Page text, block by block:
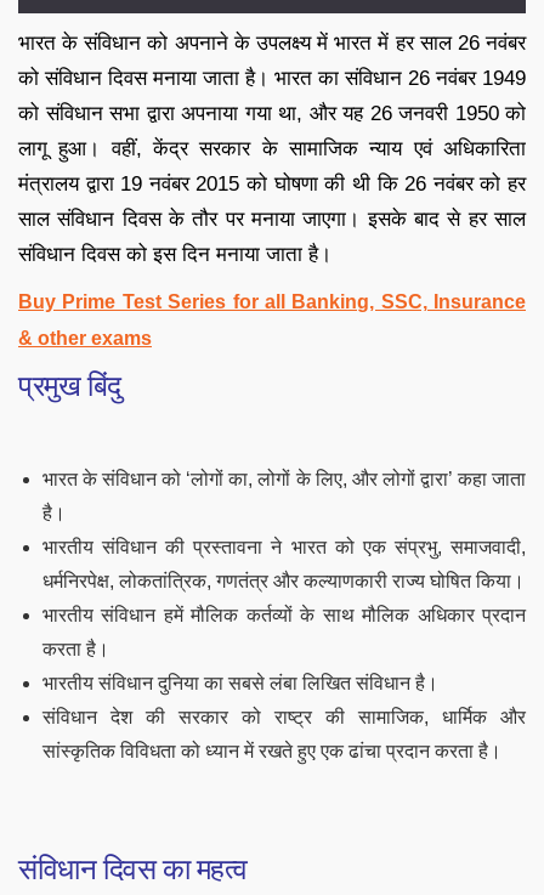
भारत के संविधान को अपनाने के उपलक्ष्य में भारत में हर साल 26 नवंबर
को संविधान दिवस मनाया जाता है। भारत का संविधान 26 नवंबर 1949
को संविधान सभा द्वारा अपनाया गया था, और यह 26 जनवरी 1950 को
लागू हुआ। वहीं, केंद्र सरकार के सामाजिक न्याय एवं अधिकारिता
मंत्रालय द्वारा 19 नवंबर 2015 को घोषणा की थी कि 26 नवंबर को हर
साल संविधान दिवस के तौर पर मनाया जाएगा। इसके बाद से हर साल
संविधान दिवस को इस दिन मनाया जाता है।
Buy Prime Test Series for all Banking, SSC, Insurance
& other exams
प्रमुख बिंदु
भारत के संविधान को ‘लोगों का, लोगों के लिए, और लोगों द्वारा’ कहा जाता
है।
भारतीय संविधान की प्रस्तावना ने भारत को एक संप्रभु, समाजवादी,
धर्मनिरपेक्ष, लोकतांत्रिक, गणतंत्र और कल्याणकारी राज्य घोषित किया।
भारतीय संविधान हमें मौलिक कर्तव्यों के साथ मौलिक अधिकार प्रदान
करता है।
भारतीय संविधान दुनिया का सबसे लंबा लिखित संविधान है।
संविधान देश की सरकार को राष्ट्र की सामाजिक, धार्मिक और
सांस्कृतिक विविधता को ध्यान में रखते हुए एक ढांचा प्रदान करता है।
संविधान दिवस का महत्व